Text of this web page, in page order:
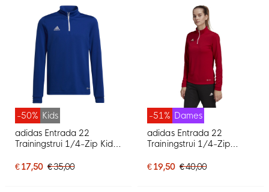
-50% Kids
adidas Entrada 22
Trainingstrui 1/4-Zip Kids
€ 17,50 € 35,00
-51% Dames
adidas Entrada 22
Trainingstrui 1/4-Zip
€ 19,50 € 40,00